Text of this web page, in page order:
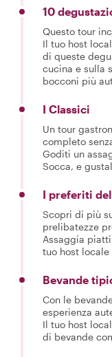
10
Questo tour
Il tuo host
di queste
cucina e sulla
bocconi più
I Classici
Un tour
completo
Goditi un
Socca, e
I preferiti
Scopri di più
prelibatezze
Assaggia
tuo host
Bevande
Con le
esperienza
Il tuo host
di bevande